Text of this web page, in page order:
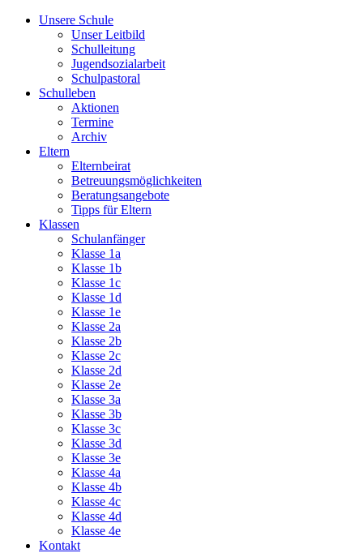
Unsere Schule
Unser Leitbild
Schulleitung
Jugendsozialarbeit
Schulpastoral
Schulleben
Aktionen
Termine
Archiv
Eltern
Elternbeirat
Betreuungsmöglichkeiten
Beratungsangebote
Tipps für Eltern
Klassen
Schulanfänger
Klasse 1a
Klasse 1b
Klasse 1c
Klasse 1d
Klasse 1e
Klasse 2a
Klasse 2b
Klasse 2c
Klasse 2d
Klasse 2e
Klasse 3a
Klasse 3b
Klasse 3c
Klasse 3d
Klasse 3e
Klasse 4a
Klasse 4b
Klasse 4c
Klasse 4d
Klasse 4e
Kontakt